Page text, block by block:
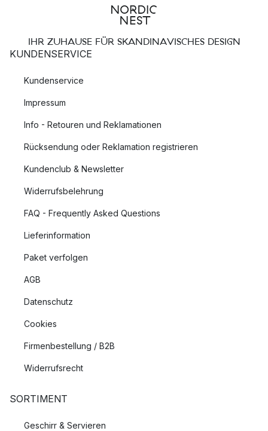
IHR ZUHAUSE FÜR SKANDINAVISCHES DESIGN
KUNDENSERVICE
Kundenservice
Impressum
Info - Retouren und Reklamationen
Rücksendung oder Reklamation registrieren
Kundenclub & Newsletter
Widerrufsbelehrung
FAQ - Frequently Asked Questions
Lieferinformation
Paket verfolgen
AGB
Datenschutz
Cookies
Firmenbestellung / B2B
Widerrufsrecht
SORTIMENT
Geschirr & Servieren